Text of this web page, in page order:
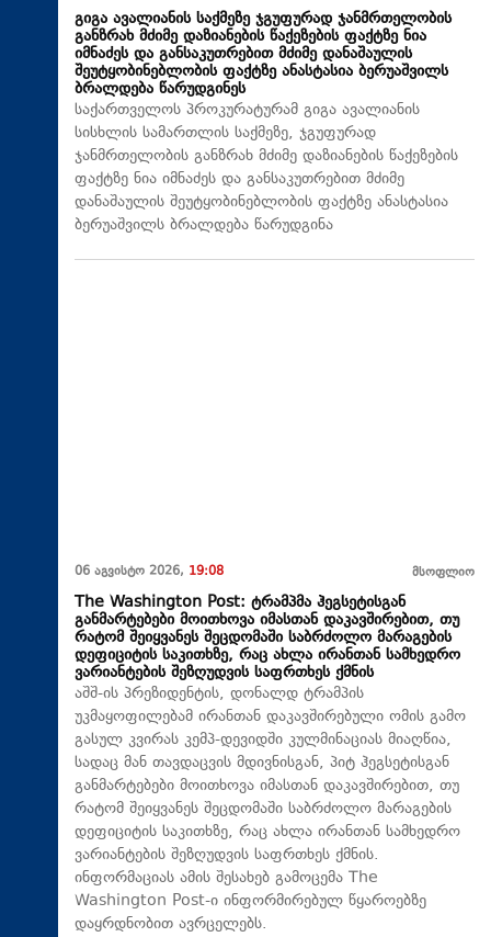
გიგა ავალიანის საქმეზე ჯგუფურად ჯანმრთელობის
განზრახ მძიმე დაზიანების წაქეზების ფაქტზე ნია
იმნაძეს და განსაკუთრებით მძიმე დანაშაულის
შეუტყობინებლობის ფაქტზე ანასტასია ბერუაშვილს
ბრალდება წარუდგინეს
საქართველოს პროკურატურამ გიგა ავალიანის
სისხლის სამართლის საქმეზე, ჯგუფურად
ჯანმრთელობის განზრახ მძიმე დაზიანების წაქეზების
ფაქტზე ნია იმნაძეს და განსაკუთრებით მძიმე
დანაშაულის შეუტყობინებლობის ფაქტზე ანასტასია
ბერუაშვილს ბრალდება წარუდგინა
06 აგვისტო 2026, 19:08 მსოფლიო
The Washington Post: ტრამპმა ჰეგსეტისგან
განმარტებები მოითხოვა იმასთან დაკავშირებით, თუ
რატომ შეიყვანეს შეცდომაში საბრძოლო მარაგების
დეფიციტის საკითხზე, რაც ახლა ირანთან სამხედრო
ვარიანტების შეზღუდვის საფრთხეს ქმნის
აშშ-ის პრეზიდენტის, დონალდ ტრამპის
უკმაყოფილებამ ირანთან დაკავშირებული ომის გამო
გასულ კვირას კემპ-დევიდში კულმინაციას მიაღწია,
სადაც მან თავდაცვის მდივნისგან, პიტ ჰეგსეტისგან
განმარტებები მოითხოვა იმასთან დაკავშირებით, თუ
რატომ შეიყვანეს შეცდომაში საბრძოლო მარაგების
დეფიციტის საკითხზე, რაც ახლა ირანთან სამხედრო
ვარიანტების შეზღუდვის საფრთხეს ქმნის.
ინფორმაციას ამის შესახებ გამოცემა The
Washington Post-ი ინფორმირებულ წყაროებზე
დაყრდნობით ავრცელებს.